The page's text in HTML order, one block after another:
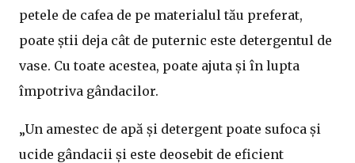
petele de cafea de pe materialul tău preferat,
poate știi deja cât de puternic este detergentul de
vase. Cu toate acestea, poate ajuta și în lupta
împotriva gândacilor.
„Un amestec de apă și detergent poate sufoca și
ucide gândacii și este deosebit de eficient